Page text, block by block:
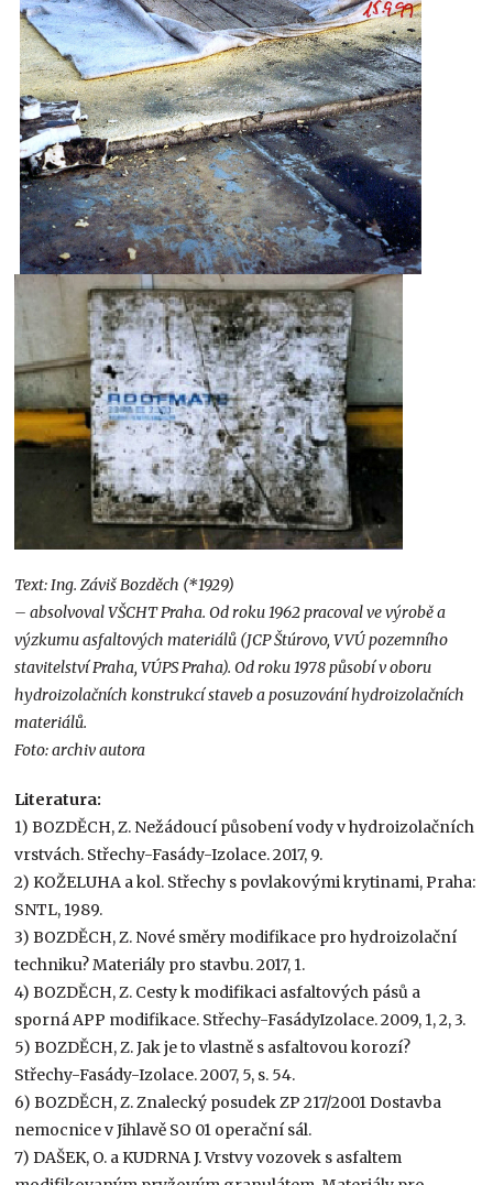
Text: Ing. Záviš Bozděch (*1929)
– absolvoval VŠCHT Praha. Od roku 1962 pracoval ve výrobě a
výzkumu asfaltových materiálů (JCP Štúrovo, VVÚ pozemního
stavitelství Praha, VÚPS Praha). Od roku 1978 působí v oboru
hydroizolačních konstrukcí staveb a posuzování hydroizolačních
materiálů.
Foto: archiv autora
Literatura:
1) BOZDĚCH, Z. Nežádoucí působení vody v hydroizolačních
vrstvách. Střechy-Fasády-Izolace. 2017, 9.
2) KOŽELUHA a kol. Střechy s povlakovými krytinami, Praha:
SNTL, 1989.
3) BOZDĚCH, Z. Nové směry modifikace pro hydroizolační
techniku? Materiály pro stavbu. 2017, 1.
4) BOZDĚCH, Z. Cesty k modifikaci asfaltových pásů a
sporná APP modifikace. Střechy-FasádyIzolace. 2009, 1, 2, 3.
5) BOZDĚCH, Z. Jak je to vlastně s asfaltovou korozí?
Střechy-Fasády-Izolace. 2007, 5, s. 54.
6) BOZDĚCH, Z. Znalecký posudek ZP 217/2001 Dostavba
nemocnice v Jihlavě SO 01 operační sál.
7) DAŠEK, O. a KUDRNA J. Vrstvy vozovek s asfaltem